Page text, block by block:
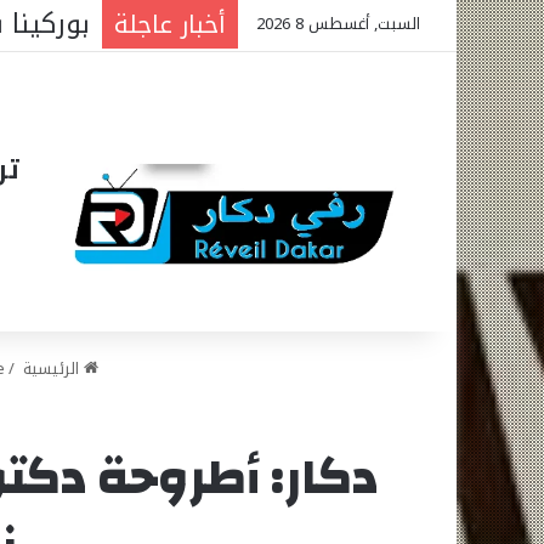
السبت, أغسطس 8 2026 أخبار عاجلة
الرئيسية /
دكار: أطروحة